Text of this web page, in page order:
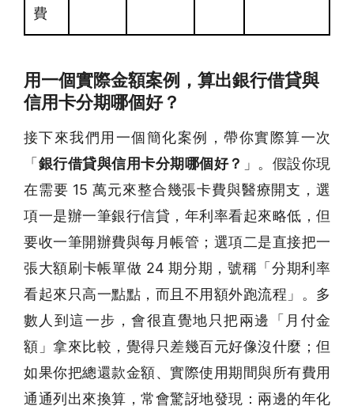
費
用一個實際金額案例，算出銀行借貸與
信用卡分期哪個好？
接下來我們用一個簡化案例，帶你實際算一次
「 銀行借貸與信用卡分期哪個好？ 」。假設你現
在需要 15 萬元來整合幾張卡費與醫療開支，選
項一是辦一筆銀行信貸，年利率看起來略低，但
要收一筆開辦費與每月帳管；選項二是直接把一
張大額刷卡帳單做 24 期分期，號稱「分期利率
看起來只高一點點，而且不用額外跑流程」。多
數人到這一步，會很直覺地只把兩邊「月付金
額」拿來比較，覺得只差幾百元好像沒什麼；但
如果你把總還款金額、實際使用期間與所有費用
通通列出來換算，常會驚訝地發現：兩邊的年化